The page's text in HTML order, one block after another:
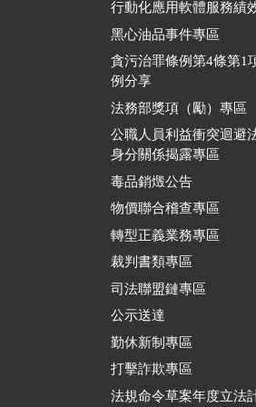
行動化應用軟體服務績
黑心油品事件專區
貪污治罪條例第4條第1
例分享
法務部獎項（勵）專區
公職人員利益衝突迴避
身分關係揭露專區
毒品銷燬公告
物價聯合稽查專區
轉型正義業務專區
裁判書類專區
司法聯盟鏈專區
公示送達
勤休新制專區
打擊詐欺專區
法規命令草案年度立法